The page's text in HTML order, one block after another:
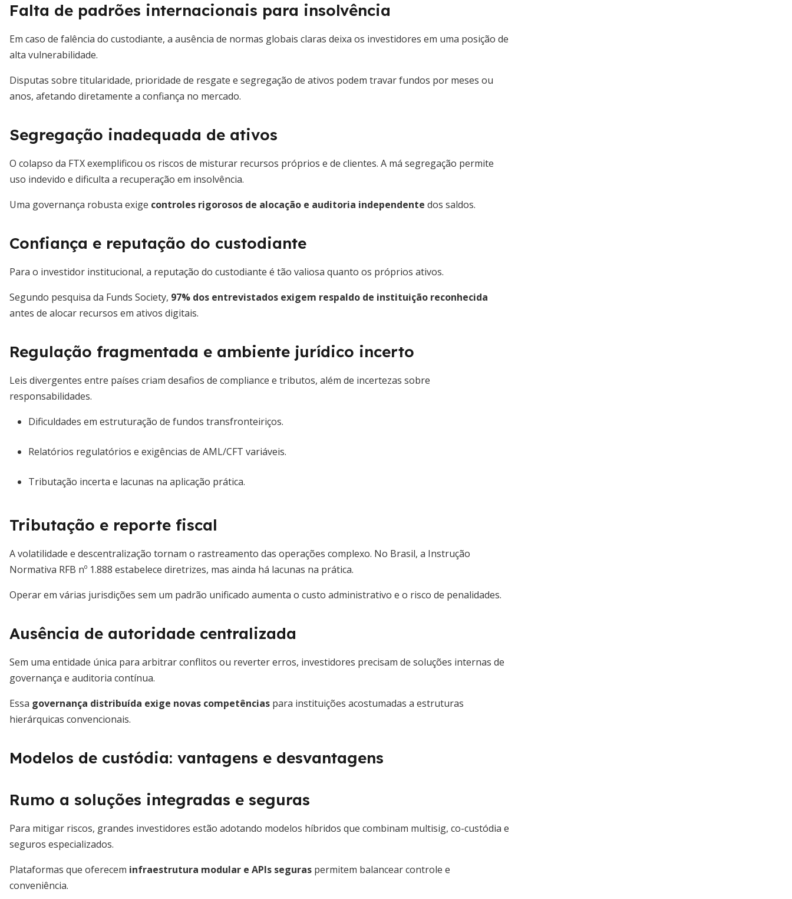
Falta de padrões internacionais para insolvência
Em caso de falência do custodiante, a ausência de normas globais claras deixa os investidores em uma posição de
alta vulnerabilidade.
Disputas sobre titularidade, prioridade de resgate e segregação de ativos podem travar fundos por meses ou
anos, afetando diretamente a confiança no mercado.
Segregação inadequada de ativos
O colapso da FTX exemplificou os riscos de misturar recursos próprios e de clientes. A má segregação permite
uso indevido e dificulta a recuperação em insolvência.
Uma governança robusta exige controles rigorosos de alocação e auditoria independente dos saldos.
Confiança e reputação do custodiante
Para o investidor institucional, a reputação do custodiante é tão valiosa quanto os próprios ativos.
Segundo pesquisa da Funds Society, 97% dos entrevistados exigem respaldo de instituição reconhecida
antes de alocar recursos em ativos digitais.
Regulação fragmentada e ambiente jurídico incerto
Leis divergentes entre países criam desafios de compliance e tributos, além de incertezas sobre
responsabilidades.
Dificuldades em estruturação de fundos transfronteiriços.
Relatórios regulatórios e exigências de AML/CFT variáveis.
Tributação incerta e lacunas na aplicação prática.
Tributação e reporte fiscal
A volatilidade e descentralização tornam o rastreamento das operações complexo. No Brasil, a Instrução
Normativa RFB nº 1.888 estabelece diretrizes, mas ainda há lacunas na prática.
Operar em várias jurisdições sem um padrão unificado aumenta o custo administrativo e o risco de penalidades.
Ausência de autoridade centralizada
Sem uma entidade única para arbitrar conflitos ou reverter erros, investidores precisam de soluções internas de
governança e auditoria contínua.
Essa governança distribuída exige novas competências para instituições acostumadas a estruturas
hierárquicas convencionais.
Modelos de custódia: vantagens e desvantagens
Rumo a soluções integradas e seguras
Para mitigar riscos, grandes investidores estão adotando modelos híbridos que combinam multisig, co-custódia e
seguros especializados.
Plataformas que oferecem infraestrutura modular e APIs seguras permitem balancear controle e
conveniência.